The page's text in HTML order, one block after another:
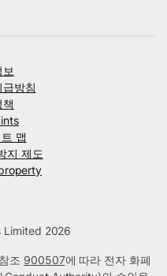
방침
맵
지 제도
Limited 2026
조 900507에 따라 전자 화폐